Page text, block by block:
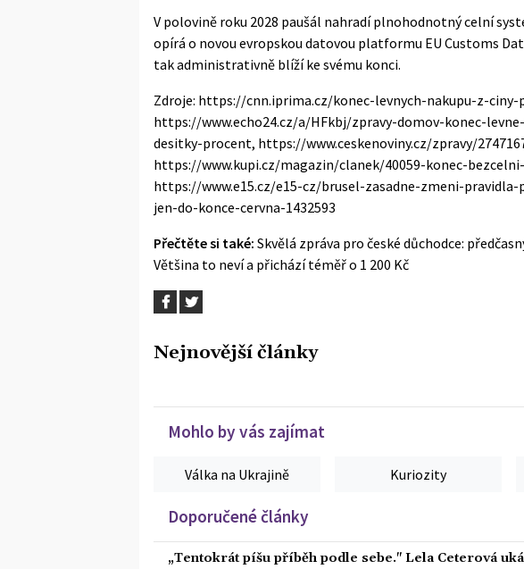
V polovině roku 2028 paušál nahradí plnohodnotný celní
opírá o novou evropskou datovou platformu EU Customs
tak administrativně blíží ke svému konci.
Zdroje: https://cnn.iprima.cz/konec-levnych-nakupu-z-ciny-
https://www.echo24.cz/a/HFkbj/zpravy-domov-konec-
desitky-procent, https://www.ceskenoviny.cz/zpravy/
https://www.kupi.cz/magazin/clanek/40059-konec-
https://www.e15.cz/e15-cz/brusel-zasadne-zmeni-
jen-do-konce-cervna-1432593
Přečtěte si také: Skvělá zpráva pro české důchodce:
Většina to neví a přichází téměř o 1 200 Kč
Nejnovější články
Mohlo by vás zajímat
Válka na Ukrajině Kuriozity
Doporučené články
„Tentokrát píšu příběh podle sebe." Lela Ceterová